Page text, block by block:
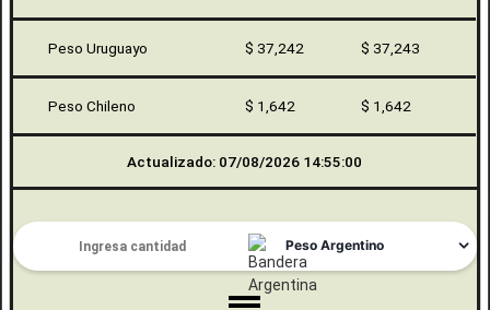
Peso Uruguayo $ 37,242 $ 37,243
Peso Chileno $ 1,642 $ 1,642
Actualizado: 07/08/2026 14:55:00